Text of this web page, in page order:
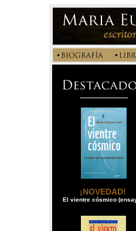
¡NOVEDAD!
El vientre cósmico